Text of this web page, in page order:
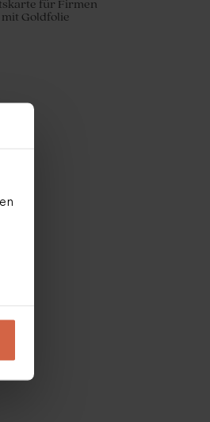
für Firmen
Goldfolie